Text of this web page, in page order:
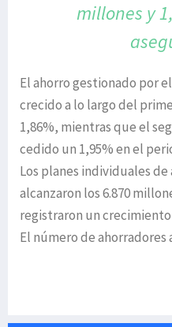
millones y
El ahorro gestionado por
crecido a lo largo del
1,86%, mientras que el
cedido un 1,95% en el
Los planes individuales
alcanzaron los 6.870
registraron un
El número de ahorradores